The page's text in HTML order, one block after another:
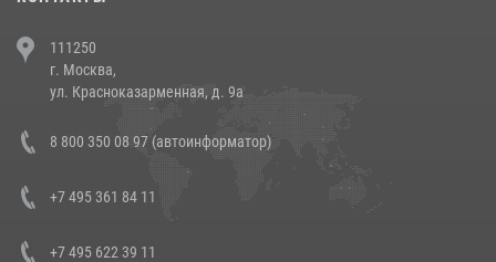
напавших на бригаду скорой помощи (видео)
14 июля 2026, 12:20
В Росгвардии прошла военно-научная конференция по обобщению
боевого опыта
111250
г. Москва,
ул. Красноказарменная, д. 9а
8 800 350 08 97 (автоинформатор)
+7 495 361 84 11
+7 495 622 39 11